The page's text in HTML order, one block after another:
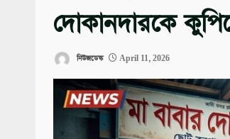
দোকানদারকে
নিউজডেস্ক April 11, 2026